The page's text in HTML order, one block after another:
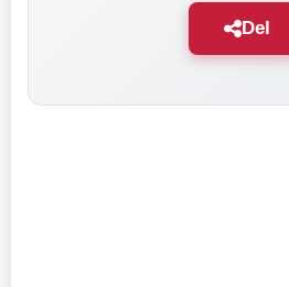
Del